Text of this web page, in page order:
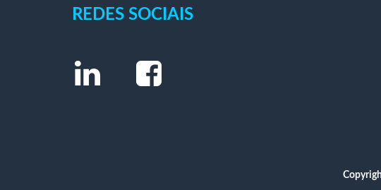
REDES SOCIAIS